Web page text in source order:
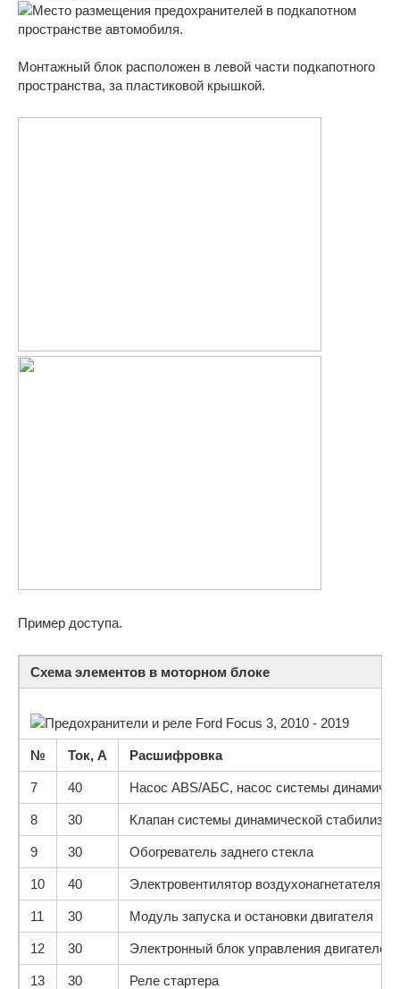
Монтажный блок расположен в левой части подкапотного
пространства, за пластиковой крышкой.
Пример доступа.
Схема элементов в моторном блоке
№ Ток, А Расшифровка
7 40 Насос ABS/АБС, насос системы
8 30 Клапан системы динамической
9 30 Обогреватель заднего стекла
10 40 Электровентилятор воздухонагнетателя
11 30 Модуль запуска и остановки двигателя
12 30 Электронный блок управления двигателем
13 30 Реле стартера